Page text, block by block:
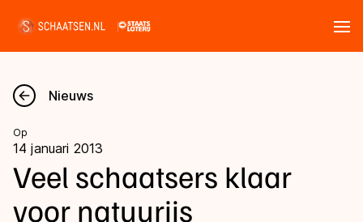
Nieuws
Kalender
Disciplines
Nieuws
Op
14 januari 2013
Veel schaatsers klaar
voor natuurijs